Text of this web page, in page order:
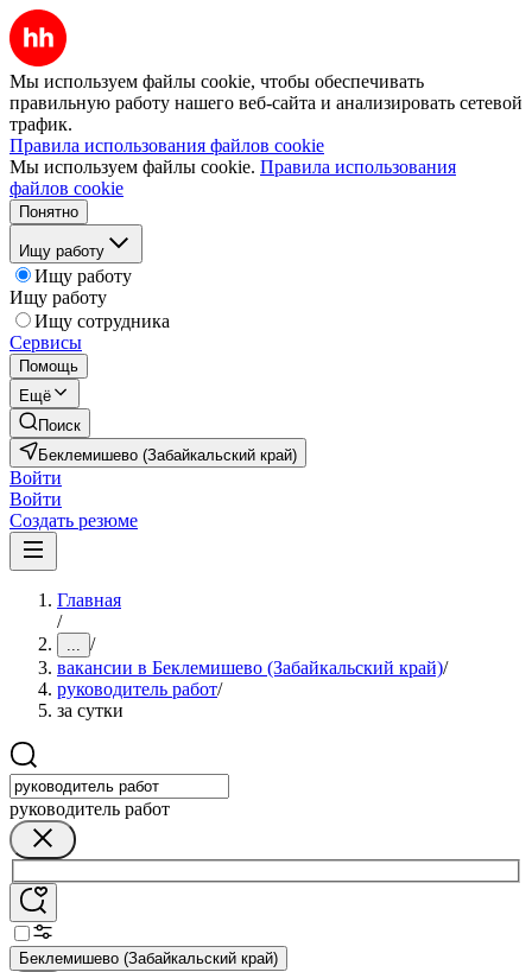
Мы используем файлы cookie, чтобы обеспечивать
правильную работу нашего веб-сайта и анализировать сетевой
трафик.
Правила использования файлов cookie
Мы используем файлы cookie. Правила использования
файлов cookie
Понятно
Ищу работу
Ищу работу
Ищу работу
Ищу сотрудника
Сервисы
Помощь
Ещё
Поиск
Беклемишево (Забайкальский край)
Войти
Войти
Создать резюме
Главная
/
... /
вакансии в Беклемишево (Забайкальский край)/
руководитель работ/
за сутки
руководитель работ
Беклемишево (Забайкальский край)